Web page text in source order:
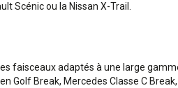
Scénic ou la Nissan X-Trail.
faisceaux adaptés à une large
Golf Break, Mercedes Classe C